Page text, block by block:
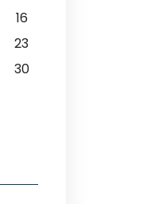
16
23
30